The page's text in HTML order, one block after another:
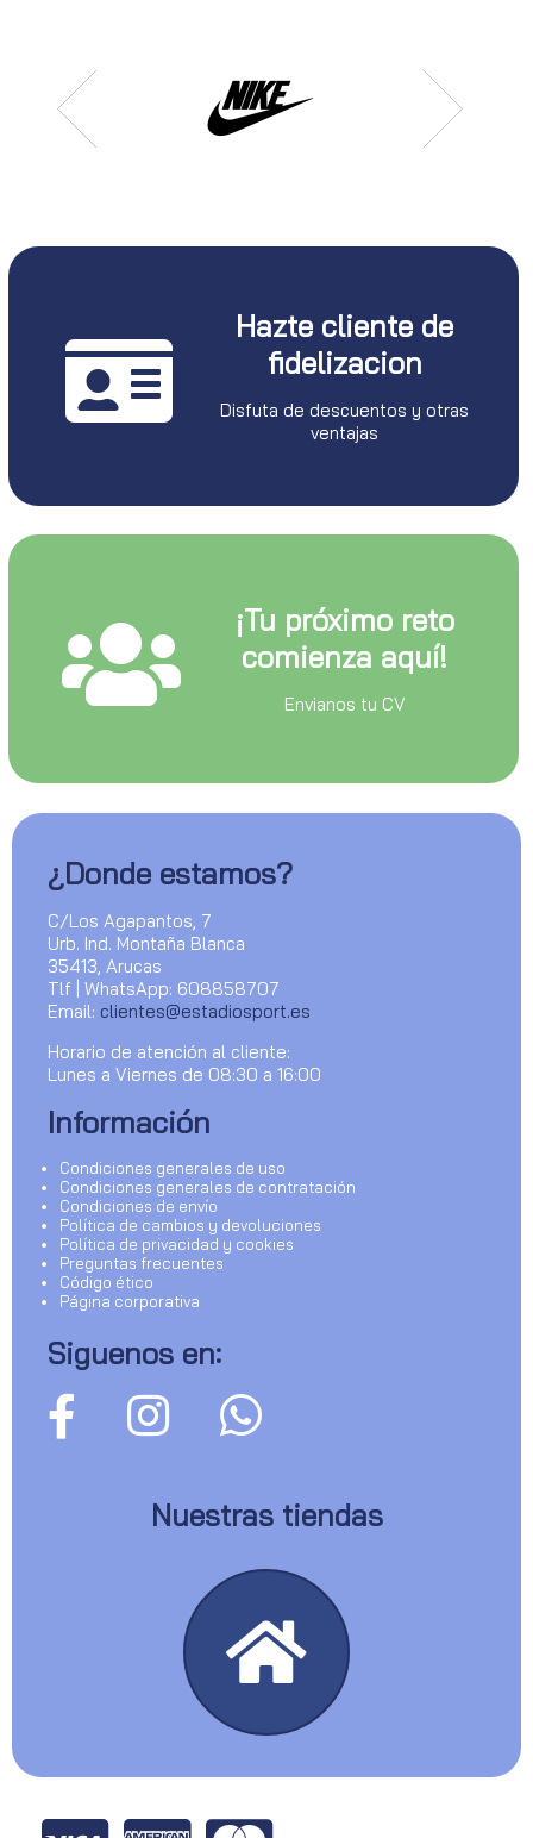
Hazte cliente de
fidelizacion
Disfuta de descuentos y otras
ventajas
¡Tu próximo reto
comienza aquí!
Envianos tu CV
¿Donde estamos?
C/Los Agapantos, 7
Urb. Ind. Montaña Blanca
35413, Arucas
Tlf | WhatsApp: 608858707
Email: clientes@estadiosport.es
Horario de atención al cliente:
Lunes a Viernes de 08:30 a 16:00
Información
Condiciones generales de uso
Condiciones generales de contratación
Condiciones de envío
Política de cambios y devoluciones
Política de privacidad y cookies
Preguntas frecuentes
Código ético
Página corporativa
Siguenos en:
Nuestras tiendas